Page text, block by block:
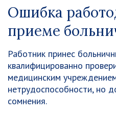
Ошибка
приеме
Работник принес
квалифицированно
медицинским
нетрудоспособности, но
сомнения.